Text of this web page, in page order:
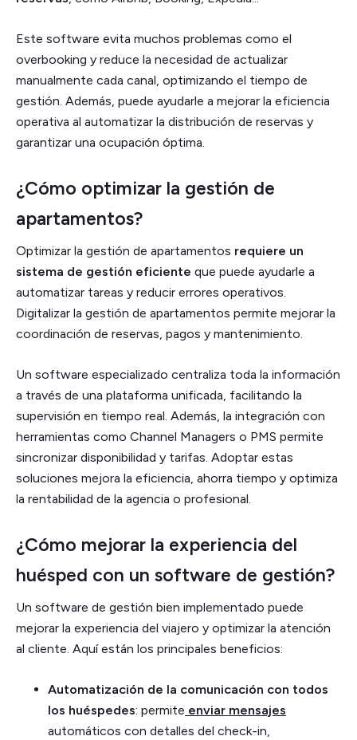
Este software evita muchos problemas como el
overbooking y reduce la necesidad de actualizar
manualmente cada canal, optimizando el tiempo de
gestión. Además, puede ayudarle a mejorar la eficiencia
operativa al automatizar la distribución de reservas y
garantizar una ocupación óptima.
¿Cómo optimizar la gestión de
apartamentos?
Optimizar la gestión de apartamentos requiere un
sistema de gestión eficiente que puede ayudarle a
automatizar tareas y reducir errores operativos.
Digitalizar la gestión de apartamentos permite mejorar la
coordinación de reservas, pagos y mantenimiento.
Un software especializado centraliza toda la información
a través de una plataforma unificada, facilitando la
supervisión en tiempo real. Además, la integración con
herramientas como Channel Managers o PMS permite
sincronizar disponibilidad y tarifas. Adoptar estas
soluciones mejora la eficiencia, ahorra tiempo y optimiza
la rentabilidad de la agencia o profesional.
¿Cómo mejorar la experiencia del
huésped con un software de gestión?
Un software de gestión bien implementado puede
mejorar la experiencia del viajero y optimizar la atención
al cliente. Aquí están los principales beneficios:
Automatización de la comunicación con todos
los huéspedes: permite enviar mensajes
automáticos con detalles del check-in,